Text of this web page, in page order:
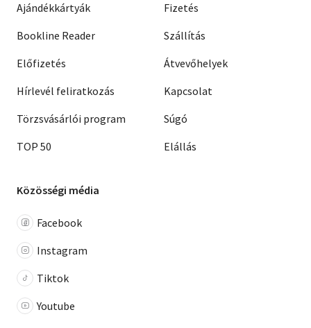
Ajándékkártyák
Bookline Reader
Előfizetés
Hírlevél feliratkozás
Törzsvásárlói program
TOP 50
Fizetés
Szállítás
Átvevőhelyek
Kapcsolat
Súgó
Elállás
Közösségi média
Facebook
Instagram
Tiktok
Youtube